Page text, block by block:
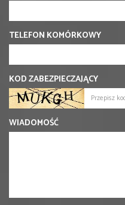
TELEFON KOMÓRKOWY
KOD ZABEZPIECZAJĄCY
WIADOMOŚĆ